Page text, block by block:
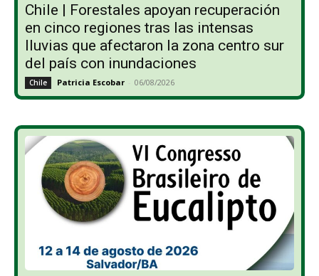
Chile | Forestales apoyan recuperación
en cinco regiones tras las intensas
lluvias que afectaron la zona centro sur
del país con inundaciones
Chile Patricia Escobar - 06/08/2026